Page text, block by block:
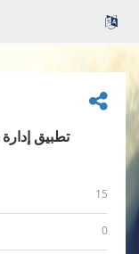
15
0